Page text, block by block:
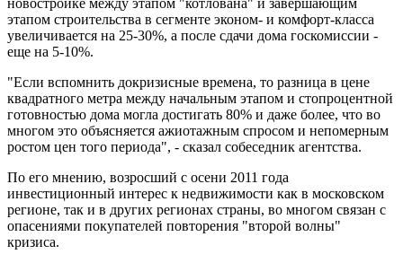
этапом строительства в сегменте эконом- и комфорт-класса
увеличивается на 25-30%, а после сдачи дома госкомиссии -
еще на 5-10%.
"Если вспомнить докризисные времена, то разница в цене
квадратного метра между начальным этапом и стопроцентной
готовностью дома могла достигать 80% и даже более, что во
многом это объясняется ажиотажным спросом и непомерным
ростом цен того периода", - сказал собеседник агентства.
По его мнению, возросший с осени 2011 года
инвестиционный интерес к недвижимости как в московском
регионе, так и в других регионах страны, во многом связан с
опасениями покупателей повторения "второй волны"
кризиса.